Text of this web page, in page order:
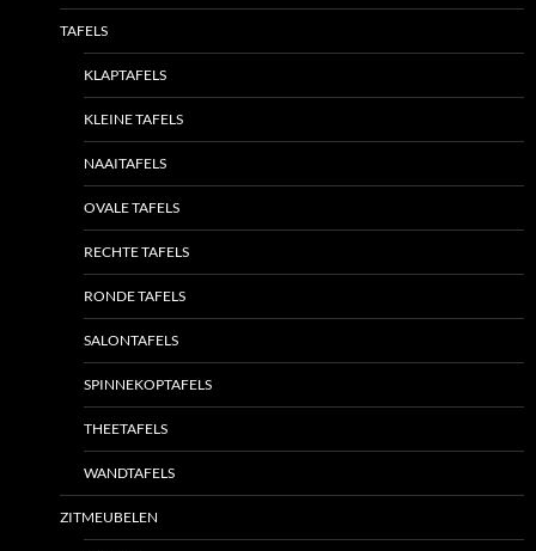
TAFELS
KLAPTAFELS
KLEINE TAFELS
NAAITAFELS
OVALE TAFELS
RECHTE TAFELS
RONDE TAFELS
SALONTAFELS
SPINNEKOPTAFELS
THEETAFELS
WANDTAFELS
ZITMEUBELEN